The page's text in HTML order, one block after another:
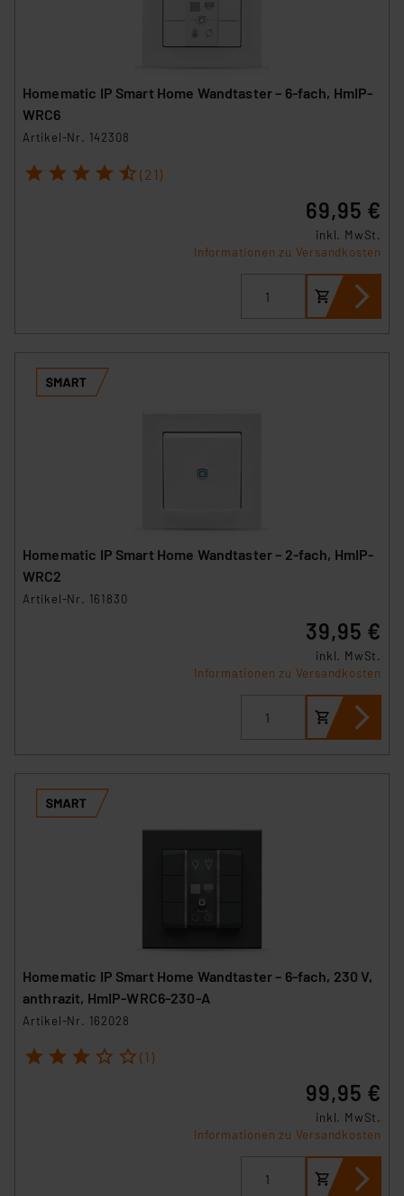
Homematic IP Smart Home Wandtaster – 6-fach, HmIP-
WRC6
Artikel-Nr. 142308
1 2 3 4 5 (21)
69,95 €
inkl. MwSt.
Informationen zu Versandkosten
Homematic IP Smart Home Wandtaster – 2-fach, HmIP-
WRC2
Artikel-Nr. 161830
39,95 €
inkl. MwSt.
Informationen zu Versandkosten
Homematic IP Smart Home Wandtaster – 6-fach, 230 V,
anthrazit, HmIP-WRC6-230-A
Artikel-Nr. 162028
1 2 3 4 5 (1)
99,95 €
inkl. MwSt.
Informationen zu Versandkosten